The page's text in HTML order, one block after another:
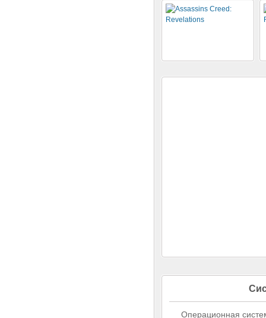
Операционная